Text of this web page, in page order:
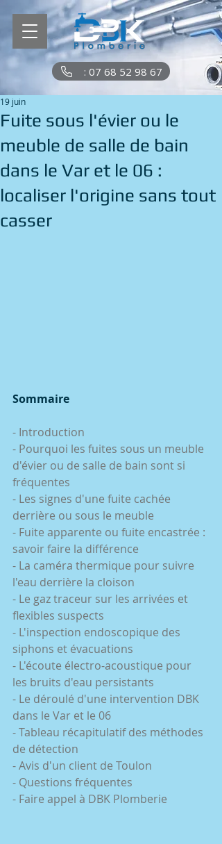
: 07 68 52 98 67
Fuite sous l'évier ou le
meuble de salle de bain
dans le Var et le 06 :
localiser l'origine sans tout
casser
19 juin
Sommaire
- Introduction
- Pourquoi les fuites sous un meuble
d'évier ou de salle de bain sont si
fréquentes
- Les signes d'une fuite cachée
derrière ou sous le meuble
- Fuite apparente ou fuite encastrée :
savoir faire la différence
- La caméra thermique pour suivre
l'eau derrière la cloison
- Le gaz traceur sur les arrivées et
flexibles suspects
- L'inspection endoscopique des
siphons et évacuations
- L'écoute électro-acoustique pour
les bruits d'eau persistants
- Le déroulé d'une intervention DBK
dans le Var et le 06
- Tableau récapitulatif des méthodes
de détection
- Avis d'un client de Toulon
- Questions fréquentes
- Faire appel à DBK Plomberie